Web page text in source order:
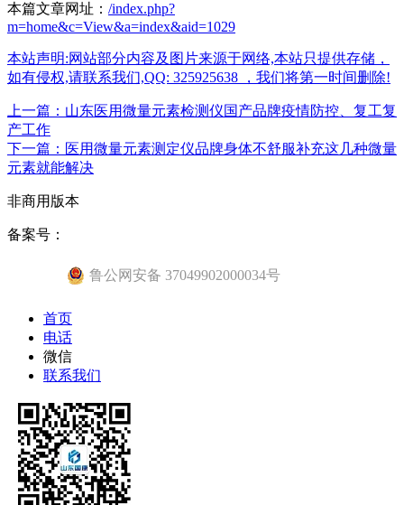
本篇文章网址： /index.php?
m=home&c=View&a=index&aid=1029
本站声明:网站部分内容及图片来源于网络,本站只提供存储，
如有侵权,请联系我们,QQ: 325925638 ，我们将第一时间删除!
上一篇：山东医用微量元素检测仪国产品牌疫情防控、复工复
产工作
下一篇：医用微量元素测定仪品牌身体不舒服补充这几种微量
元素就能解决
非商用版本
备案号：
鲁公网安备 37049902000034号
首页
电话
微信
联系我们